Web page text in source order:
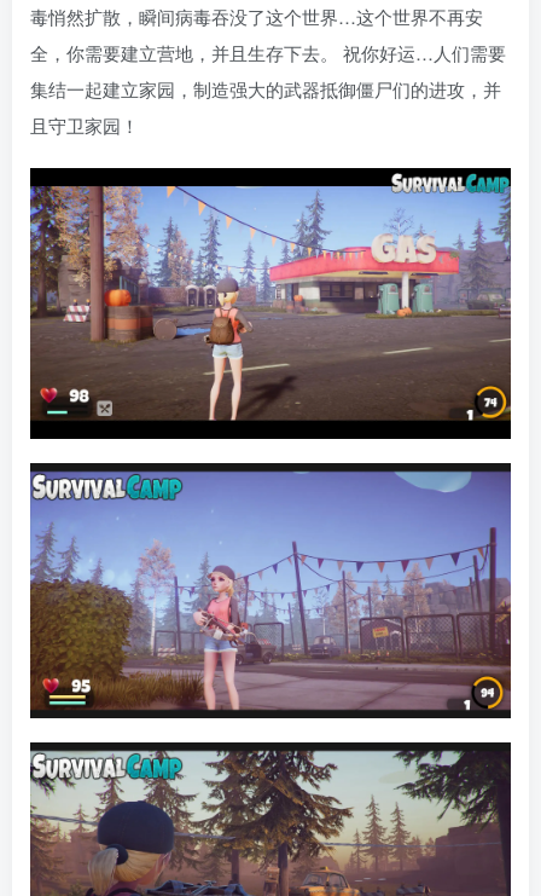
毒悄然扩散，瞬间病毒吞没了这个世界…这个世界不再安
全，你需要建立营地，并且生存下去。 祝你好运…人们需要
集结一起建立家园，制造强大的武器抵御僵尸们的进攻，并
且守卫家园！